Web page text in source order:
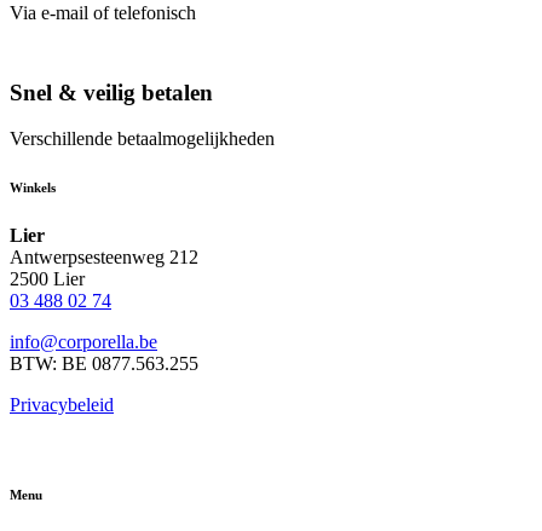
Via e-mail of telefonisch
Snel & veilig betalen
Verschillende betaalmogelijkheden
Winkels
Lier
Antwerpsesteenweg 212
2500 Lier
03 488 02 74
info@corporella.be
BTW: BE 0877.563.255
Privacybeleid
Menu